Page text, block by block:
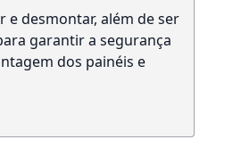
e desmontar, além de ser
garantir a segurança
dos painéis e